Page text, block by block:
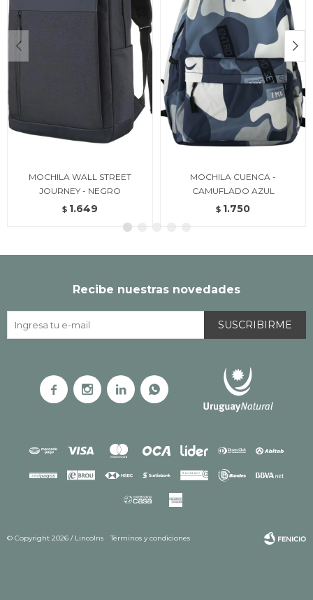
MOCHILA WALL STREET
JOURNEY - NEGRO
$ 1.649
MOCHILA CUENCA -
CAMUFLADO AZUL
$ 1.750
Recibe nuestras novedades
SUSCRIBIRME
   
© Copyright 2026 / Lincolns Términos y condiciones